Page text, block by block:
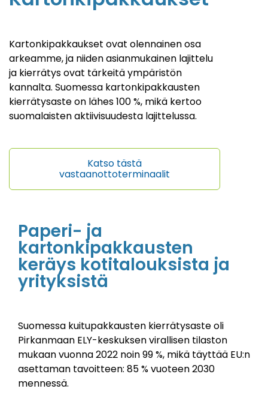
Kartonkipakkaukset ovat olennainen osa
arkeamme, ja niiden asianmukainen lajittelu
ja kierrätys ovat tärkeitä ympäristön
kannalta. Suomessa kartonkipakkausten
kierrätysaste on lähes 100 %, mikä kertoo
suomalaisten aktiivisuudesta lajittelussa.
Katso tästä
vastaanottoterminaalit
Paperi- ja
kartonkipakkausten
keräys kotitalouksista ja
yrityksistä
Suomessa kuitupakkausten kierrätysaste oli
Pirkanmaan ELY-keskuksen virallisen tilaston
mukaan vuonna 2022 noin 99 %, mikä täyttää EU:n
asettaman tavoitteen: 85 % vuoteen 2030
mennessä.